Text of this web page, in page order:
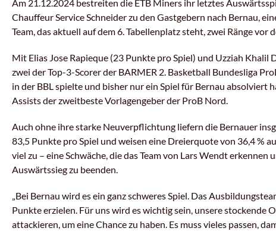
Am 21.12.2024 bestreiten die ETB Miners ihr letztes
Chauffeur Service Schneider zu den Gastgebern nach Bernau,
Team, das aktuell auf dem 6. Tabellenplatz steht, zwei Ränge vor
Mit Elias Jose Rapieque (23 Punkte pro Spiel) und Uzziah
zwei der Top-3-Scorer der BARMER 2. Basketball Bundesliga
in der BBL spielte und bisher nur ein Spiel für Bernau absolviert
Assists der zweitbeste Vorlagengeber der ProB Nord.
Auch ohne ihre starke Neuverpflichtung liefern die Bernauer
83,5 Punkte pro Spiel und weisen eine Dreierquote von 36,4 %
viel zu – eine Schwäche, die das Team von Lars Wendt
Auswärtssieg zu beenden.
„Bei Bernau wird es ein ganz schweres Spiel. Das
Punkte erzielen. Für uns wird es wichtig sein, unsere stockende
attackieren, um eine Chance zu haben. Es muss vieles passen,